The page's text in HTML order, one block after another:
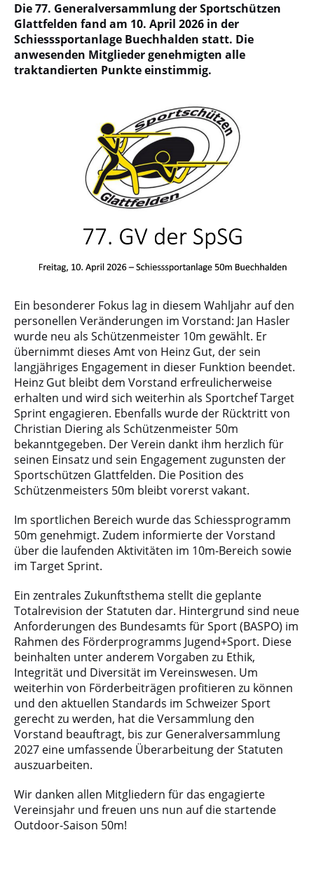
Die 77. Generalversammlung der Sportschützen
Glattfelden fand am 10. April 2026 in der
Schiesssportanlage Buechhalden statt. Die
anwesenden Mitglieder genehmigten alle
traktandierten Punkte einstimmig.
Ein besonderer Fokus lag in diesem Wahljahr auf den
personellen Veränderungen im Vorstand: Jan Hasler
wurde neu als Schützenmeister 10m gewählt. Er
übernimmt dieses Amt von Heinz Gut, der sein
langjähriges Engagement in dieser Funktion beendet.
Heinz Gut bleibt dem Vorstand erfreulicherweise
erhalten und wird sich weiterhin als Sportchef Target
Sprint engagieren. Ebenfalls wurde der Rücktritt von
Christian Diering als Schützenmeister 50m
bekanntgegeben. Der Verein dankt ihm herzlich für
seinen Einsatz und sein Engagement zugunsten der
Sportschützen Glattfelden. Die Position des
Schützenmeisters 50m bleibt vorerst vakant.
Im sportlichen Bereich wurde das Schiessprogramm
50m genehmigt. Zudem informierte der Vorstand
über die laufenden Aktivitäten im 10m-Bereich sowie
im Target Sprint.
Ein zentrales Zukunftsthema stellt die geplante
Totalrevision der Statuten dar. Hintergrund sind neue
Anforderungen des Bundesamts für Sport (BASPO) im
Rahmen des Förderprogramms Jugend+Sport. Diese
beinhalten unter anderem Vorgaben zu Ethik,
Integrität und Diversität im Vereinswesen. Um
weiterhin von Förderbeiträgen profitieren zu können
und den aktuellen Standards im Schweizer Sport
gerecht zu werden, hat die Versammlung den
Vorstand beauftragt, bis zur Generalversammlung
2027 eine umfassende Überarbeitung der Statuten
auszuarbeiten.
Wir danken allen Mitgliedern für das engagierte
Vereinsjahr und freuen uns nun auf die startende
Outdoor-Saison 50m!